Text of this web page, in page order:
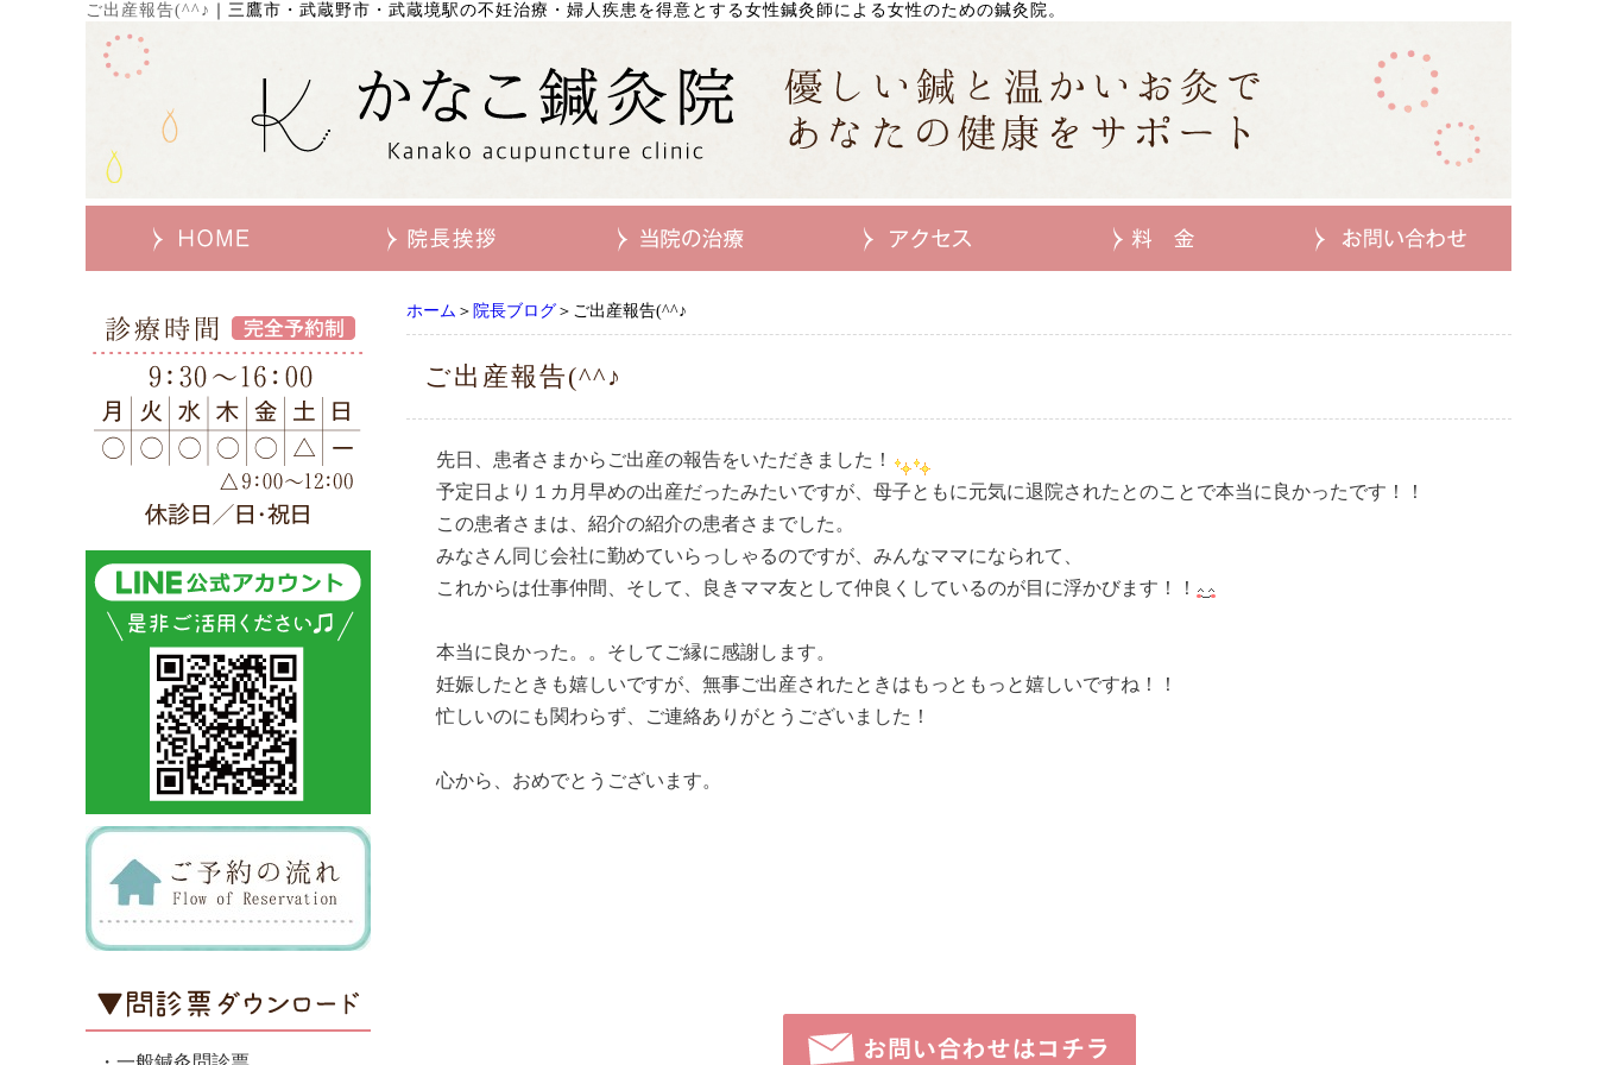
ご出産報告(^^♪ 三鷹市・武蔵野市・武蔵境駅の不妊治療・婦人疾患を得意とする女性鍼灸師による女性のための鍼灸院。
ホーム ＞ 院長ブログ ＞ご出産報告(^^♪
ご出産報告(^^♪
先日、患者さまからご出産の報告をいただきました！
予定日より１カ月早めの出産だったみたいですが、母子ともに元気に退院されたとのことで本当に良かったです！！
この患者さまは、紹介の紹介の患者さまでした。
みなさん同じ会社に勤めていらっしゃるのですが、みんなママになられて、
これからは仕事仲間、そして、良きママ友として仲良くしているのが目に浮かびます！！
本当に良かった。。そしてご縁に感謝します。
妊娠したときも嬉しいですが、無事ご出産されたときはもっともっと嬉しいですね！！
忙しいのにも関わらず、ご連絡ありがとうございました！
心から、おめでとうございます。